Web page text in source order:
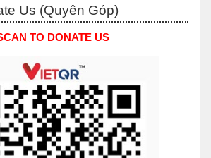
Us (Quyên Góp)
TO DONATE US